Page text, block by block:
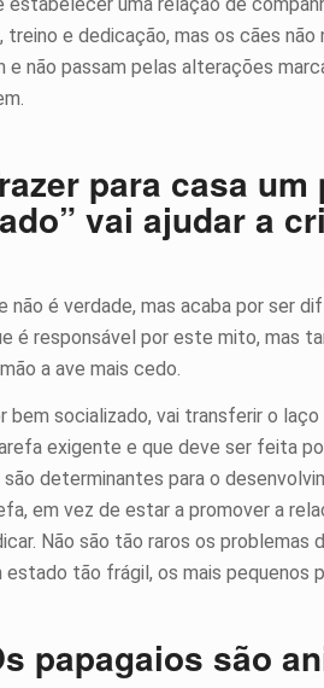
e dedicação, mas os cães
e não passam pelas alterações
para casa
vai ajudar a
não é verdade, mas acaba por ser
é responsável por este mito, mas
a ave mais cedo.
bem socializado, vai transferir o
exigente e que deve ser feita
são determinantes para o
em vez de estar a promover a
Não são tão raros os
estado tão frágil, os mais pequenos
papagaios são